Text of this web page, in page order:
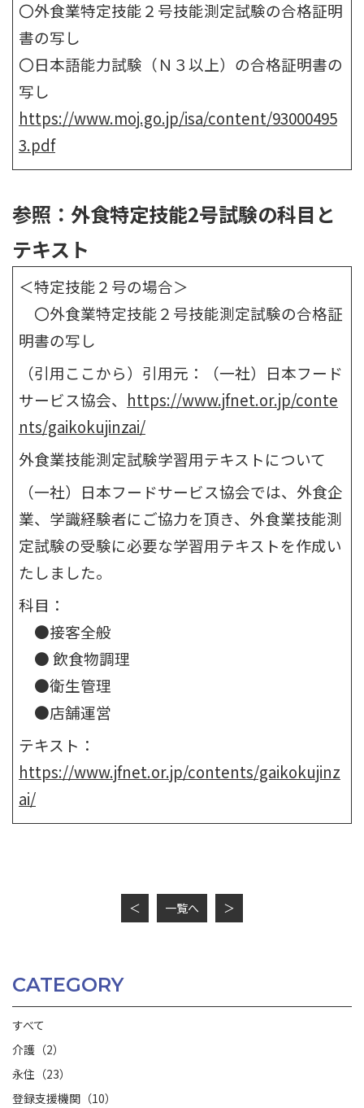
〇外食業特定技能２号技能測定試験の合格証明
書の写し
〇日本語能力試験（Ｎ３以上）の合格証明書の
写し
https://www.moj.go.jp/isa/content/93000495
3.pdf
参照：外食特定技能2号試験の科目と
テキスト
＜特定技能２号の場合＞
〇外食業特定技能２号技能測定試験の合格証
明書の写し
（引用ここから）引用元：（一社）日本フード
サービス協会、 https://www.jfnet.or.jp/conte
nts/gaikokujinzai/
外食業技能測定試験学習用テキストについて
（一社）日本フードサービス協会では、外食企
業、学識経験者にご協力を頂き、外食業技能測
定試験の受験に必要な学習用テキストを作成い
たしました。
科目：
●接客全般
● 飲食物調理
●衛生管理
●店舗運営
テキスト：
https://www.jfnet.or.jp/contents/gaikokujinz
ai/
＜ 一覧へ ＞
CATEGORY
すべて
介護（2）
永住（23）
登録支援機関（10）